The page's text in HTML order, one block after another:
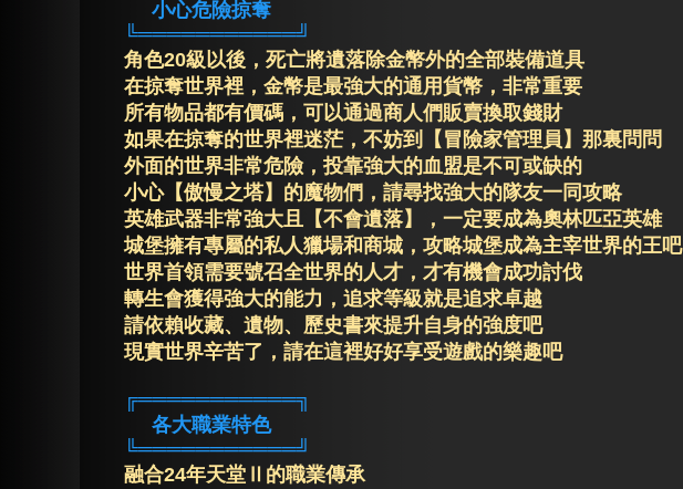
小心危險掠奪
╚═══════════╝
角色20級以後，死亡將遺落除金幣外的全部裝備道具
在掠奪世界裡，金幣是最強大的通用貨幣，非常重要
所有物品都有價碼，可以通過商人們販賣換取錢財
如果在掠奪的世界裡迷茫，不妨到【冒險家管理員】那裏問問
外面的世界非常危險，投靠強大的血盟是不可或缺的
小心【傲慢之塔】的魔物們，請尋找強大的隊友一同攻略
英雄武器非常強大且【不會遺落】，一定要成為奧林匹亞英雄
城堡擁有專屬的私人獵場和商城，攻略城堡成為主宰世界的王吧
世界首領需要號召全世界的人才，才有機會成功討伐
轉生會獲得強大的能力，追求等級就是追求卓越
請依賴收藏、遺物、歷史書來提升自身的強度吧
現實世界辛苦了，請在這裡好好享受遊戲的樂趣吧
╔═══════════╗
各大職業特色
╚═══════════╝
融合24年天堂Ⅱ的職業傳承